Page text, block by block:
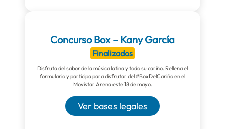
Concurso Box – Kany García
Finalizados
Disfruta del sabor de la música latina y todo su cariño. Rellena el
formulario y participa para disfrutar del #BoxDelCariño en el
Movistar Arena este 18 de mayo.
Ver bases legales